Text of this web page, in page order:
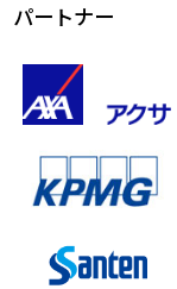
パートナー